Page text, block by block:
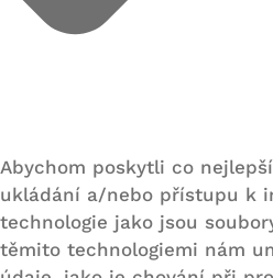
Abychom poskytli co
ukládání a/nebo přístupu k
technologie jako jsou
těmito technologiemi nám